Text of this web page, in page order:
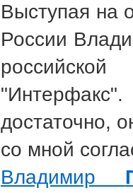
Выступая на
России
достаточно,
со мной
Владимир